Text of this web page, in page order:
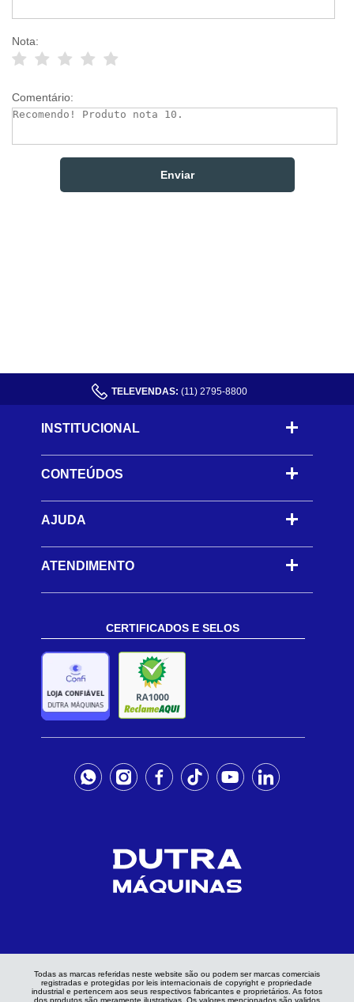
Nota:
Comentário:
TELEVENDAS: (11) 2795-8800
INSTITUCIONAL
CONTEÚDOS -
AJUDA -
ATENDIMENTO
CERTIFICADOS E SELOS
Todas as marcas referidas neste website são ou podem ser marcas comerciais
registradas e protegidas por leis internacionais de copyright e propriedade
industrial e pertencem aos seus respectivos fabricantes e proprietários. As fotos
dos produtos são meramente ilustrativas. Os valores mencionados são validos